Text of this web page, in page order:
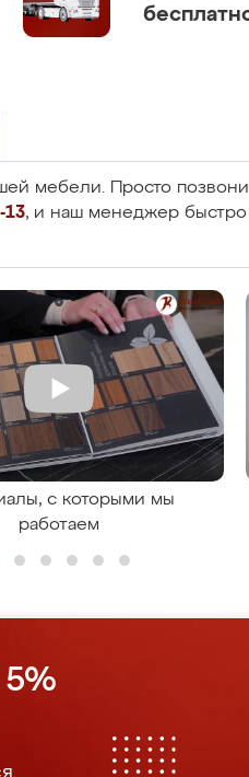
мебели. Просто
13, и наш менеджер быстро
с которыми мы
работаем